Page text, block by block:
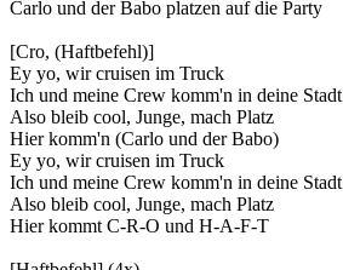
Carlo und der Babo platzen auf die Party
[Cro, (Haftbefehl)]
Ey yo, wir cruisen im Truck
Ich und meine Crew komm'n in deine Stadt
Also bleib cool, Junge, mach Platz
Hier komm'n (Carlo und der Babo)
Ey yo, wir cruisen im Truck
Ich und meine Crew komm'n in deine Stadt
Also bleib cool, Junge, mach Platz
Hier kommt C-R-O und H-A-F-T